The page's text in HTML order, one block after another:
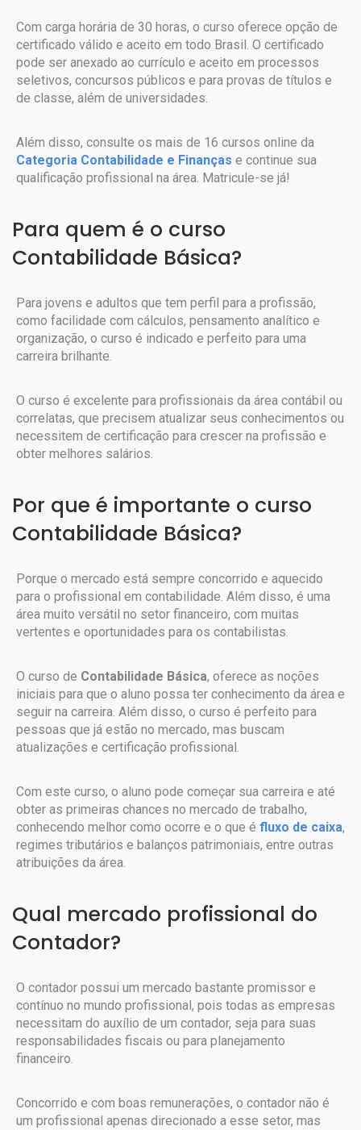
Com carga horária de 30 horas, o curso oferece opção de
certificado válido e aceito em todo Brasil. O certificado
pode ser anexado ao currículo e aceito em processos
seletivos, concursos públicos e para provas de títulos e
de classe, além de universidades.
Além disso, consulte os mais de 16 cursos online da
Categoria Contabilidade e Finanças e continue sua
qualificação profissional na área. Matricule-se já!
Para quem é o curso
Contabilidade Básica?
Para jovens e adultos que tem perfil para a profissão,
como facilidade com cálculos, pensamento analítico e
organização, o curso é indicado e perfeito para uma
carreira brilhante.
O curso é excelente para profissionais da área contábil ou
correlatas, que precisem atualizar seus conhecimentos ou
necessitem de certificação para crescer na profissão e
obter melhores salários.
Por que é importante o curso
Contabilidade Básica?
Porque o mercado está sempre concorrido e aquecido
para o profissional em contabilidade. Além disso, é uma
área muito versátil no setor financeiro, com muitas
vertentes e oportunidades para os contabilistas.
O curso de Contabilidade Básica, oferece as noções
iniciais para que o aluno possa ter conhecimento da área e
seguir na carreira. Além disso, o curso é perfeito para
pessoas que já estão no mercado, mas buscam
atualizações e certificação profissional.
Com este curso, o aluno pode começar sua carreira e até
obter as primeiras chances no mercado de trabalho,
conhecendo melhor como ocorre e o que é fluxo de caixa,
regimes tributários e balanços patrimoniais, entre outras
atribuições da área.
Qual mercado profissional do
Contador?
O contador possui um mercado bastante promissor e
contínuo no mundo profissional, pois todas as empresas
necessitam do auxílio de um contador, seja para suas
responsabilidades fiscais ou para planejamento
financeiro.
Concorrido e com boas remunerações, o contador não é
um profissional apenas direcionado a esse setor, mas